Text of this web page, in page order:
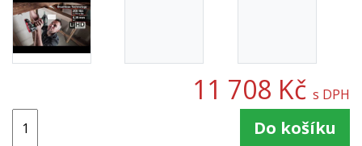
11 708 Kč s DPH
Do košíku